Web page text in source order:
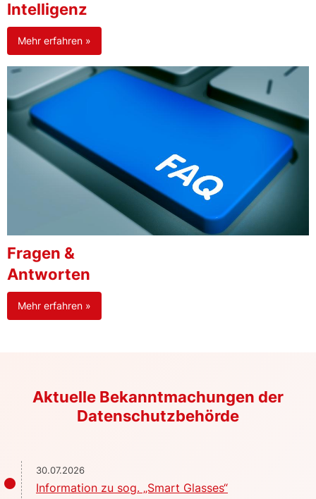
Intelligenz
Mehr erfahren »
Fragen &
Antworten
Mehr erfahren »
Aktuelle Bekanntmachungen der
Datenschutzbehörde
30.07.2026
Information zu sog. „Smart Glasses“